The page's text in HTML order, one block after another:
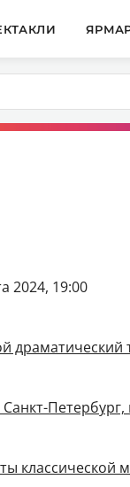
2024, 19:00
драматический
Санкт-
классической